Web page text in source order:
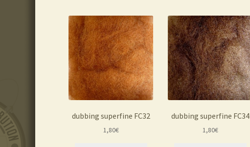
dubbing superfine FC32
1,80€
dubbing superfine FC34
1,80€